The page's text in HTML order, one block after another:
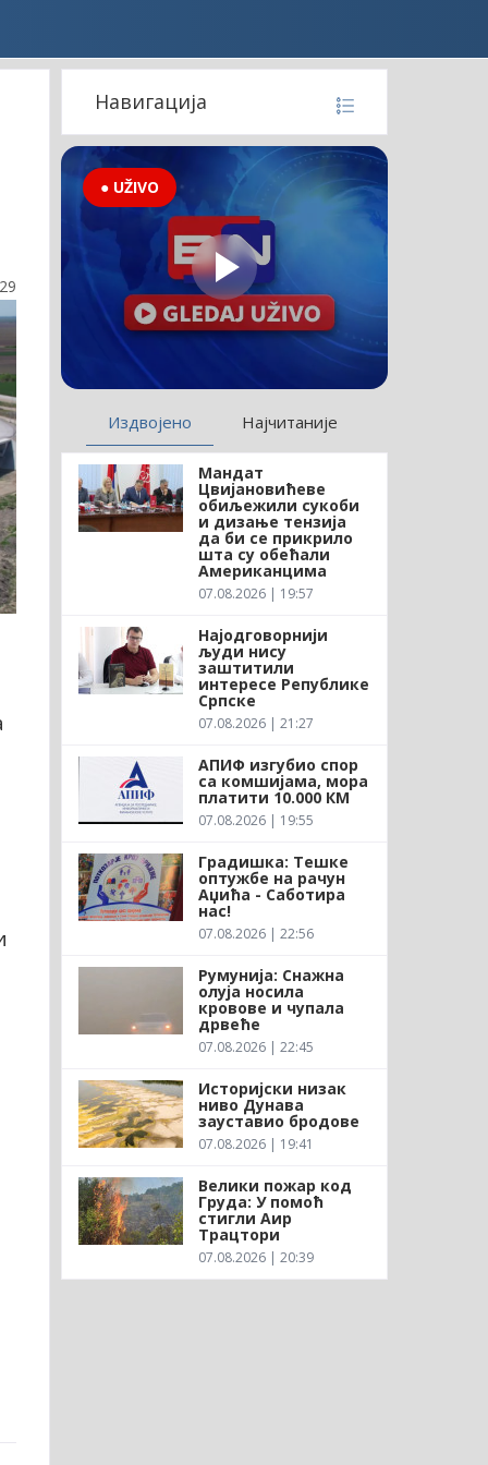
Навигација
● UŽIVO
Издвојено Најчитаније
Мандат
Цвијановићеве
обиљежили сукоби
и дизање тензија
да би се прикрило
шта су обећали
Американцима
07.08.2026 | 19:57
Најодговорнији
људи нису
заштитили
интересе Републике
Српске
07.08.2026 | 21:27
АПИФ изгубио спор
са комшијама, мора
платити 10.000 КМ
07.08.2026 | 19:55
Градишка: Тешке
оптужбе на рачун
Аџића - Саботира
нас!
07.08.2026 | 22:56
Румунија: Снажна
олуја носила
кровове и чупала
дрвеће
07.08.2026 | 22:45
Историјски низак
ниво Дунава
зауставио бродове
07.08.2026 | 19:41
Велики пожар код
Груда: У помоћ
стигли Аир
Трацтори
07.08.2026 | 20:39